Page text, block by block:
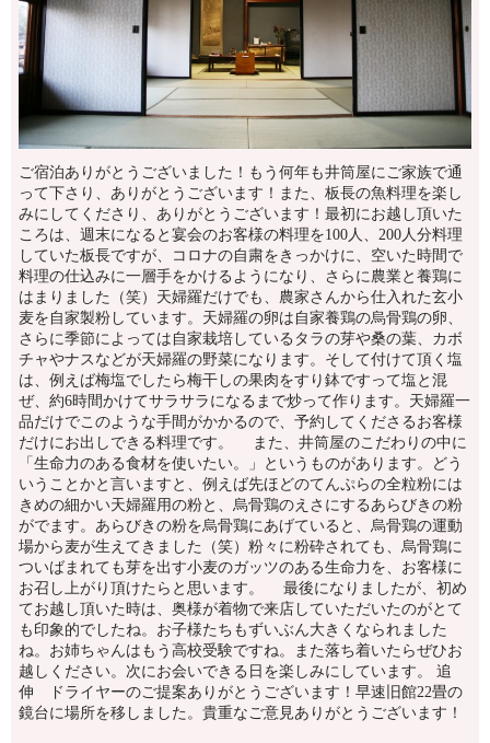
ご宿泊ありがとうございました！もう何年も井筒屋にご家族で通
って下さり、ありがとうございます！また、板長の魚料理を楽し
みにしてくださり、ありがとうございます！最初にお越し頂いた
ころは、週末になると宴会のお客様の料理を100人、200人分料理
していた板長ですが、コロナの自粛をきっかけに、空いた時間で
料理の仕込みに一層手をかけるようになり、さらに農業と養鶏に
はまりました（笑）天婦羅だけでも、農家さんから仕入れた玄小
麦を自家製粉しています。天婦羅の卵は自家養鶏の烏骨鶏の卵、
さらに季節によっては自家栽培しているタラの芽や桑の葉、カボ
チャやナスなどが天婦羅の野菜になります。そして付けて頂く塩
は、例えば梅塩でしたら梅干しの果肉をすり鉢ですって塩と混
ぜ、約6時間かけてサラサラになるまで炒って作ります。天婦羅一
品だけでこのような手間がかかるので、予約してくださるお客様
だけにお出しできる料理です。 また、井筒屋のこだわりの中に
「生命力のある食材を使いたい。」というものがあります。どう
いうことかと言いますと、例えば先ほどのてんぷらの全粒粉には
きめの細かい天婦羅用の粉と、烏骨鶏のえさにするあらびきの粉
がでます。あらびきの粉を烏骨鶏にあげていると、烏骨鶏の運動
場から麦が生えてきました（笑）粉々に粉砕されても、烏骨鶏に
ついばまれても芽を出す小麦のガッツのある生命力を、お客様に
お召し上がり頂けたらと思います。 最後になりましたが、初め
てお越し頂いた時は、奥様が着物で来店していただいたのがとて
も印象的でしたね。お子様たちもずいぶん大きくなられました
ね。お姉ちゃんはもう高校受験ですね。また落ち着いたらぜひお
越しください。次にお会いできる日を楽しみにしています。 追
伸 ドライヤーのご提案ありがとうございます！早速旧館22畳の
鏡台に場所を移しました。貴重なご意見ありがとうございます！